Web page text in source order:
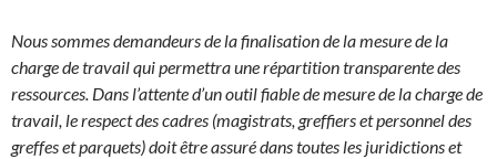
Nous sommes demandeurs de la finalisation de la mesure de la
charge de travail qui permettra une répartition transparente des
ressources. Dans l’attente d’un outil fiable de mesure de la charge de
travail, le respect des cadres (magistrats, greffiers et personnel des
greffes et parquets) doit être assuré dans toutes les juridictions et